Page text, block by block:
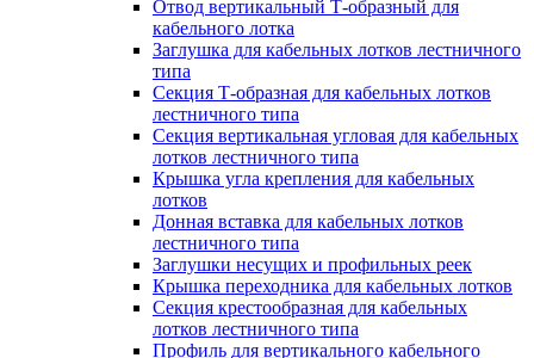
Отвод вертикальный Т-образный для
кабельного лотка
Заглушка для кабельных лотков лестничного
типа
Секция Т-образная для кабельных лотков
лестничного типа
Секция вертикальная угловая для кабельных
лотков лестничного типа
Крышка угла крепления для кабельных
лотков
Донная вставка для кабельных лотков
лестничного типа
Заглушки несущих и профильных реек
Крышка переходника для кабельных лотков
Секция крестообразная для кабельных
лотков лестничного типа
Профиль для вертикального кабельного